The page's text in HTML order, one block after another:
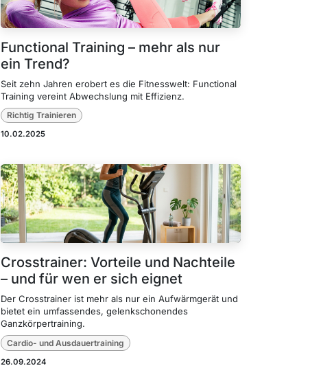
Functional Training – mehr als nur
ein Trend?
Seit zehn Jahren erobert es die Fitnesswelt: Functional
Training vereint Abwechslung mit Effizienz.
Richtig Trainieren
10.02.2025
Crosstrainer: Vorteile und Nachteile
– und für wen er sich eignet
Der Crosstrainer ist mehr als nur ein Aufwärmgerät und
bietet ein umfassendes, gelenkschonendes
Ganzkörpertraining.
Cardio- und Ausdauertraining
26.09.2024